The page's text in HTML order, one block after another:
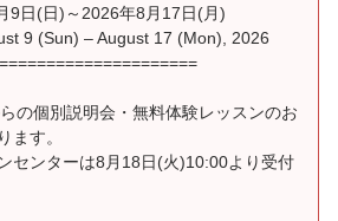
9日(日)～2026年8月17日(月)
9 (Sun) – August 17 (Mon), 2026
の個別説明会・無料体験レッスンのお
ます。
センターは8月18日(火)10:00より受付